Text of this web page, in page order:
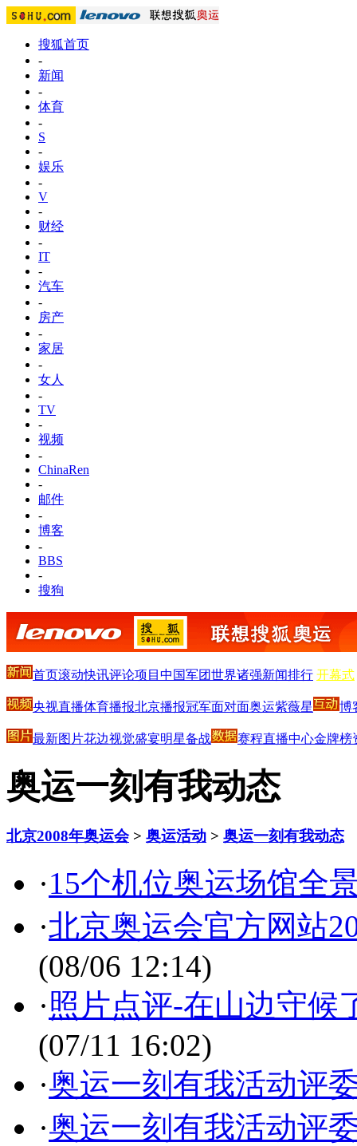
搜狐首页
-
新闻
-
体育
-
S
-
娱乐
-
V
-
财经
-
IT
-
汽车
-
房产
-
家居
-
女人
-
TV
-
视频
-
ChinaRen
-
邮件
-
博客
-
BBS
-
搜狗
首页滚动快讯评论项目 中国军团世界诸强新闻排行 开幕式
央视直播体育播报北京播报冠军面对面奥运紫薇星 博
最新图片花边视觉盛宴明星备战 赛程直播中心金牌榜
奥运一刻有我动态
北京2008年奥运会> 奥运活动 > 奥运一刻有我动态
·15个机位奥运场馆全
·北京奥运会官方网站
(08/06 12:14)
·照片点评-在山边守候
(07/11 16:02)
·奥运一刻有我活动评
·奥运一刻有我活动评